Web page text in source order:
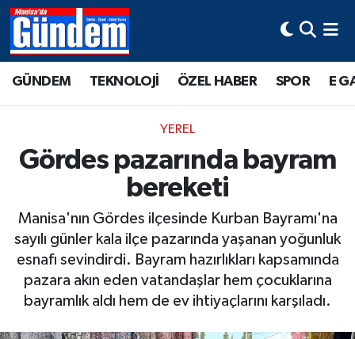
GÜNDEM TEKNOLOJİ ÖZEL HABER SPOR E
YEREL
Gördes pazarında bayram
bereketi
Manisa'nın Gördes ilçesinde Kurban Bayramı'na
sayılı günler kala ilçe pazarında yaşanan yoğunluk
esnafı sevindirdi. Bayram hazırlıkları kapsamında
pazara akın eden vatandaşlar hem çocuklarına
bayramlık aldı hem de ev ihtiyaçlarını karşıladı.
Manisa Hava Durumu
Tüm Manşetler
Son Dakika Haberleri
Haber Arşivi